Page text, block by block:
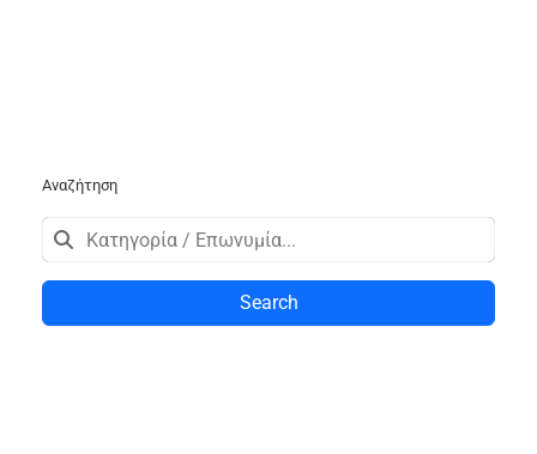
Αναζήτηση
Search